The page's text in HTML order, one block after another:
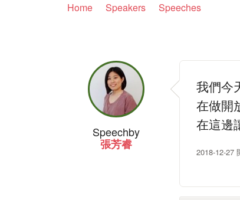
Home Speakers Speeches
Speechby
張芳睿
我們今
在做開
在這邊
2018-12-27